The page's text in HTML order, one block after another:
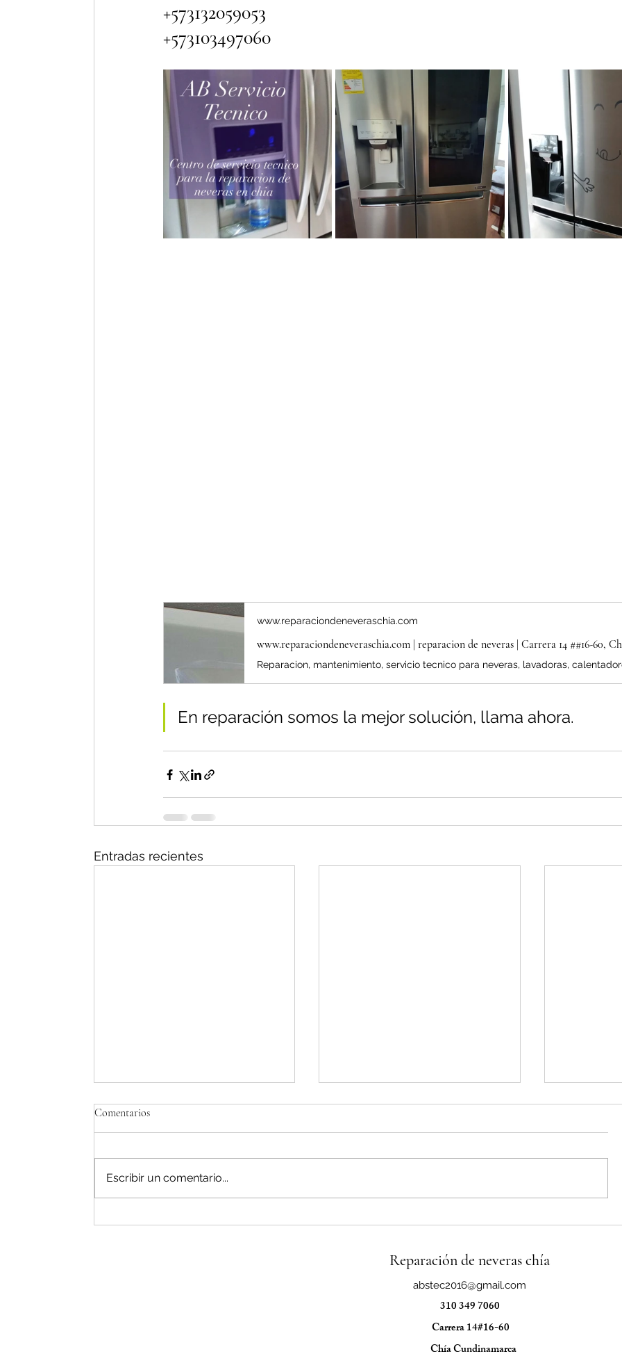
+573132059053
+573103497060
www.reparaciondeneveraschia.com
En reparación somos la mejor solución, llama ahora.
Entradas recientes
Comentarios
Escribir un comentario...
Reparación de neveras chía
abstec2016@gmail.com
310 349 7060
Carrera 14#16-60